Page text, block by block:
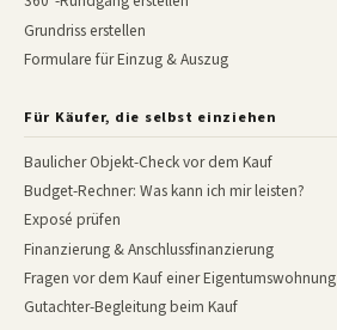
Grundriss erstellen
Formulare für Einzug & Auszug
Für Käufer, die selbst einziehen
Baulicher Objekt-Check vor dem Kauf
Budget-Rechner: Was kann ich mir leisten?
Exposé prüfen
Finanzierung & Anschlussfinanzierung
Fragen vor dem Kauf einer Eigentumswohnung
Gutachter-Begleitung beim Kauf